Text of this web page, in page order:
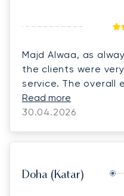
Majd Alwaa, as
the clients were
service. The overall
We look forward to
cooperation and
Read more
30.04.2026
Doha (Katar)